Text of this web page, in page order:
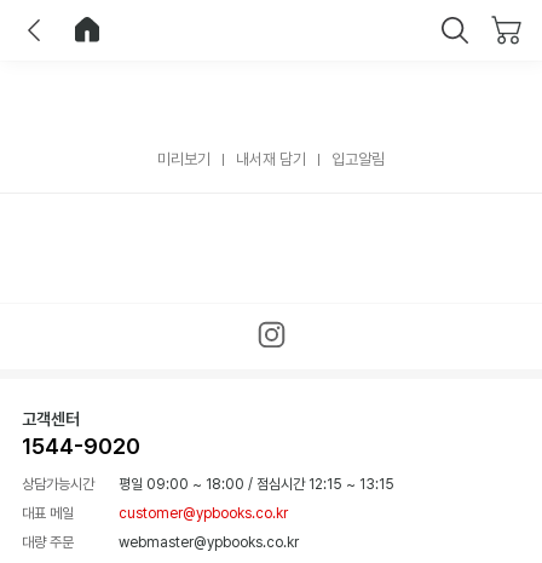
미리보기 내서재 담기 입고알림
고객센터
1544-9020
상담가능시간 평일 09:00 ~ 18:00 / 점심시간 12:15 ~ 13:15
대표 메일
customer@ypbooks.co.kr
대량 주문
webmaster@ypbooks.co.kr